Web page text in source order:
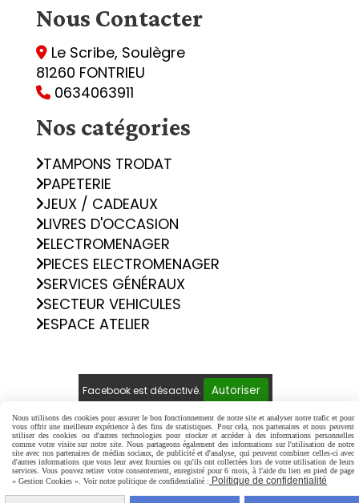
Nous Contacter
 Le Scribe, Soulègre
81260 FONTRIEU
 0634063911
Nos catégories
TAMPONS TRODAT
PAPETERIE
JEUX / CADEAUX
LIVRES D'OCCASION
ELECTROMENAGER
PIECES ELECTROMENAGER
SERVICES GÉNÉRAUX
SECTEUR VEHICULES
ESPACE ATELIER
Facebook est désactivé. Autoriser
Mentions Légales
Conditions générales de vente
Politique de confidentialité
Gestion cookies
Mon Compte
Créer un site internet
Nous utilisons des cookies pour assurer le bon fonctionnement de notre site et analyser notre trafic et pour
vous offrir une meilleure expérience à des fins de statistiques. Pour cela, nos partenaires et nous peuvent
utiliser des cookies ou d'autres technologies pour stocker et accéder à des informations personnelles
comme votre visite sur notre site. Nous partageons également des informations sur l'utilisation de notre
site avec nos partenaires de médias sociaux, de publicité et d'analyse, qui peuvent combiner celles-ci avec
d'autres informations que vous leur avez fournies ou qu'ils ont collectées lors de votre utilisation de leurs
services. Vous pouvez retirer votre consentement, enregistré pour 6 mois, à l'aide du lien en pied de page
« Gestion Cookies ». Voir notre politique de confidentialité : Politique de confidentialité